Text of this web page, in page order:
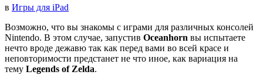
в Игры для iPad
Возможно, что вы знакомы с играми для различных консолей
Nintendo. В этом случае, запустив Oceanhorn вы испытаете
нечто вроде дежавю так как перед вами во всей красе и
неповторимости предстанет не что иное, как вариация на
тему Legends of Zelda.